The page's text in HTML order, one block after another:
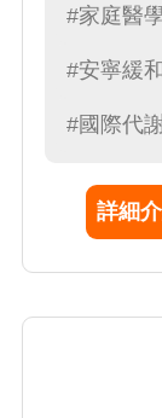
重團隊。
醫療照護。
#家庭醫
#安寧緩
#國際代
詳細